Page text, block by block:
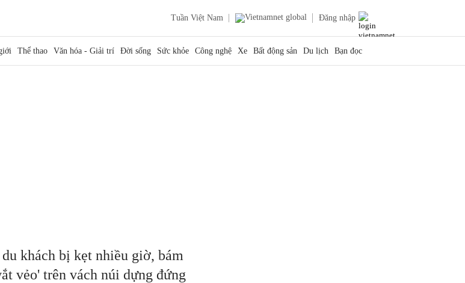
Tuần Việt Nam Đăng nhập
Thể thao Văn hóa - Giải trí Đời sống Sức khỏe Công nghệ Xe Bất động sản Du lịch Bạn đọc
khách bị kẹt nhiều giờ, bám
vẻo' trên vách núi dựng đứng